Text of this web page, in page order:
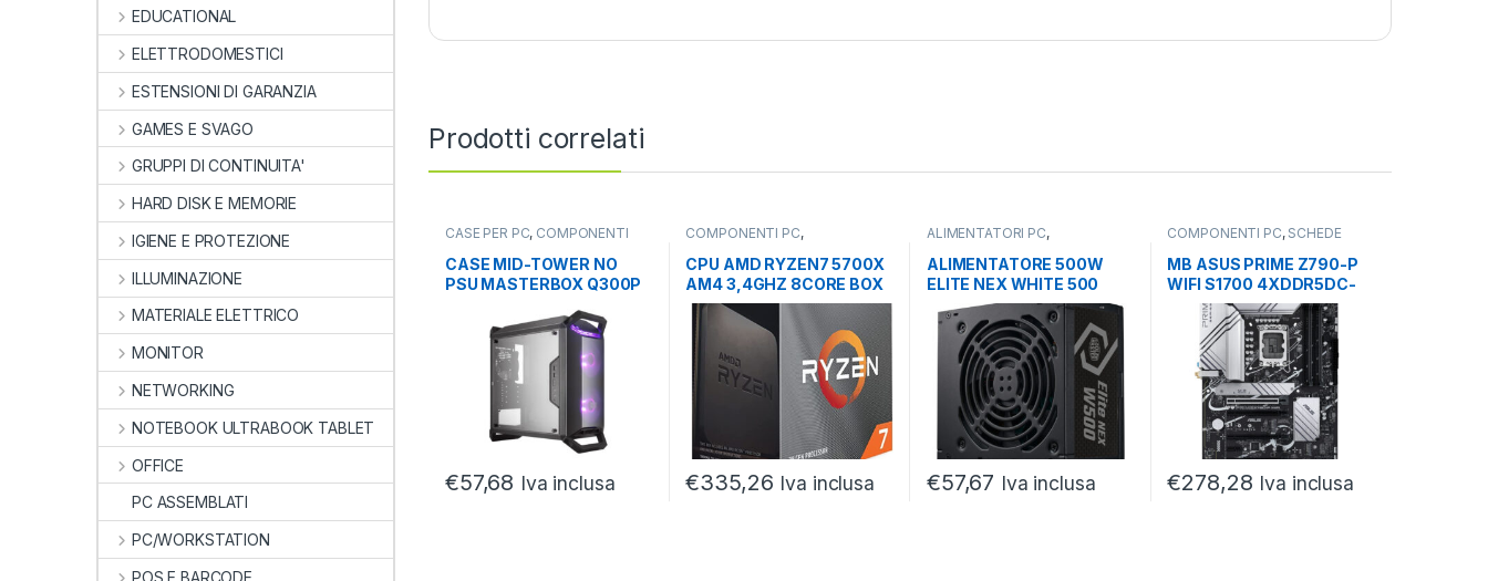
Prodotti correlati
CASE PER PC, COMPONENTI
CASE MID-TOWER NO
PSU MASTERBOX Q300P
PLASTIC
€57,68 Iva inclusa
COMPONENTI PC,
AMD
CPU AMD RYZEN7 5700X
AM4 3,4GHZ 8CORE BOX
32MB 64BIT 65W NO
VENTOLA
€335,26 Iva inclusa
ALIMENTATORI PC,
1000 WATT
ALIMENTATORE 500W
ELITE NEX WHITE 500
240V PFC ATTIVO 1-FAN
120MM
€57,67 Iva inclusa
COMPONENTI PC, SCHEDE
MB ASUS PRIME Z790-P
WIFI S1700 4XDDR5DC-
7000(O.C.) 4SS DP/HDMI
€278,28 Iva inclusa
EDUCATIONAL
ELETTRODOMESTICI
ESTENSIONI DI GARANZIA
GAMES E SVAGO
GRUPPI DI CONTINUITA'
HARD DISK E MEMORIE
IGIENE E PROTEZIONE
ILLUMINAZIONE
MATERIALE ELETTRICO
MONITOR
NETWORKING
NOTEBOOK ULTRABOOK TABLET
OFFICE
PC ASSEMBLATI
PC/WORKSTATION
POS E BARCODE